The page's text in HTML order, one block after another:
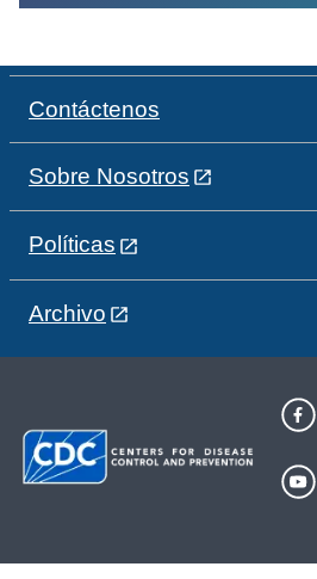
Contáctenos
Sobre Nosotros
Políticas
Archivo